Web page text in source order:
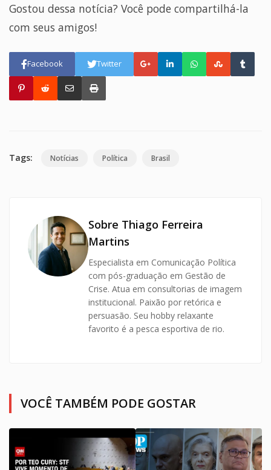
Gostou dessa notícia? Você pode compartilhá-la
com seus amigos!
Facebook Twitter
Tags: Notícias Política Brasil
Sobre Thiago Ferreira
Martins
Especialista em Comunicação Política
com pós-graduação em Gestão de
Crise. Atua em consultorias de imagem
institucional. Paixão por retórica e
persuasão. Seu hobby relaxante
favorito é a pesca esportiva de rio.
VOCÊ TAMBÉM PODE GOSTAR